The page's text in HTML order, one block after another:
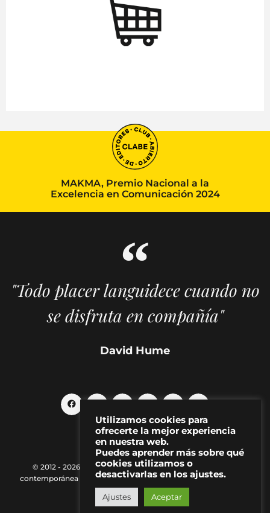
MAKMA, Premio Nacional a la
Excelencia en Comunicación 2024
"Todo placer languidece cuando no
se disfruta en compañía"
David Hume
© 2012 - 2026 MAKMA | Revista de artes visuales y cultura
contemporánea |
Política de Privacidad| Aviso Legal|Contacto
Utilizamos cookies para
ofrecerte la mejor experiencia
en nuestra web.
Puedes aprender más sobre qué
cookies utilizamos o
desactivarlas en los ajustes.
Ajustes Aceptar